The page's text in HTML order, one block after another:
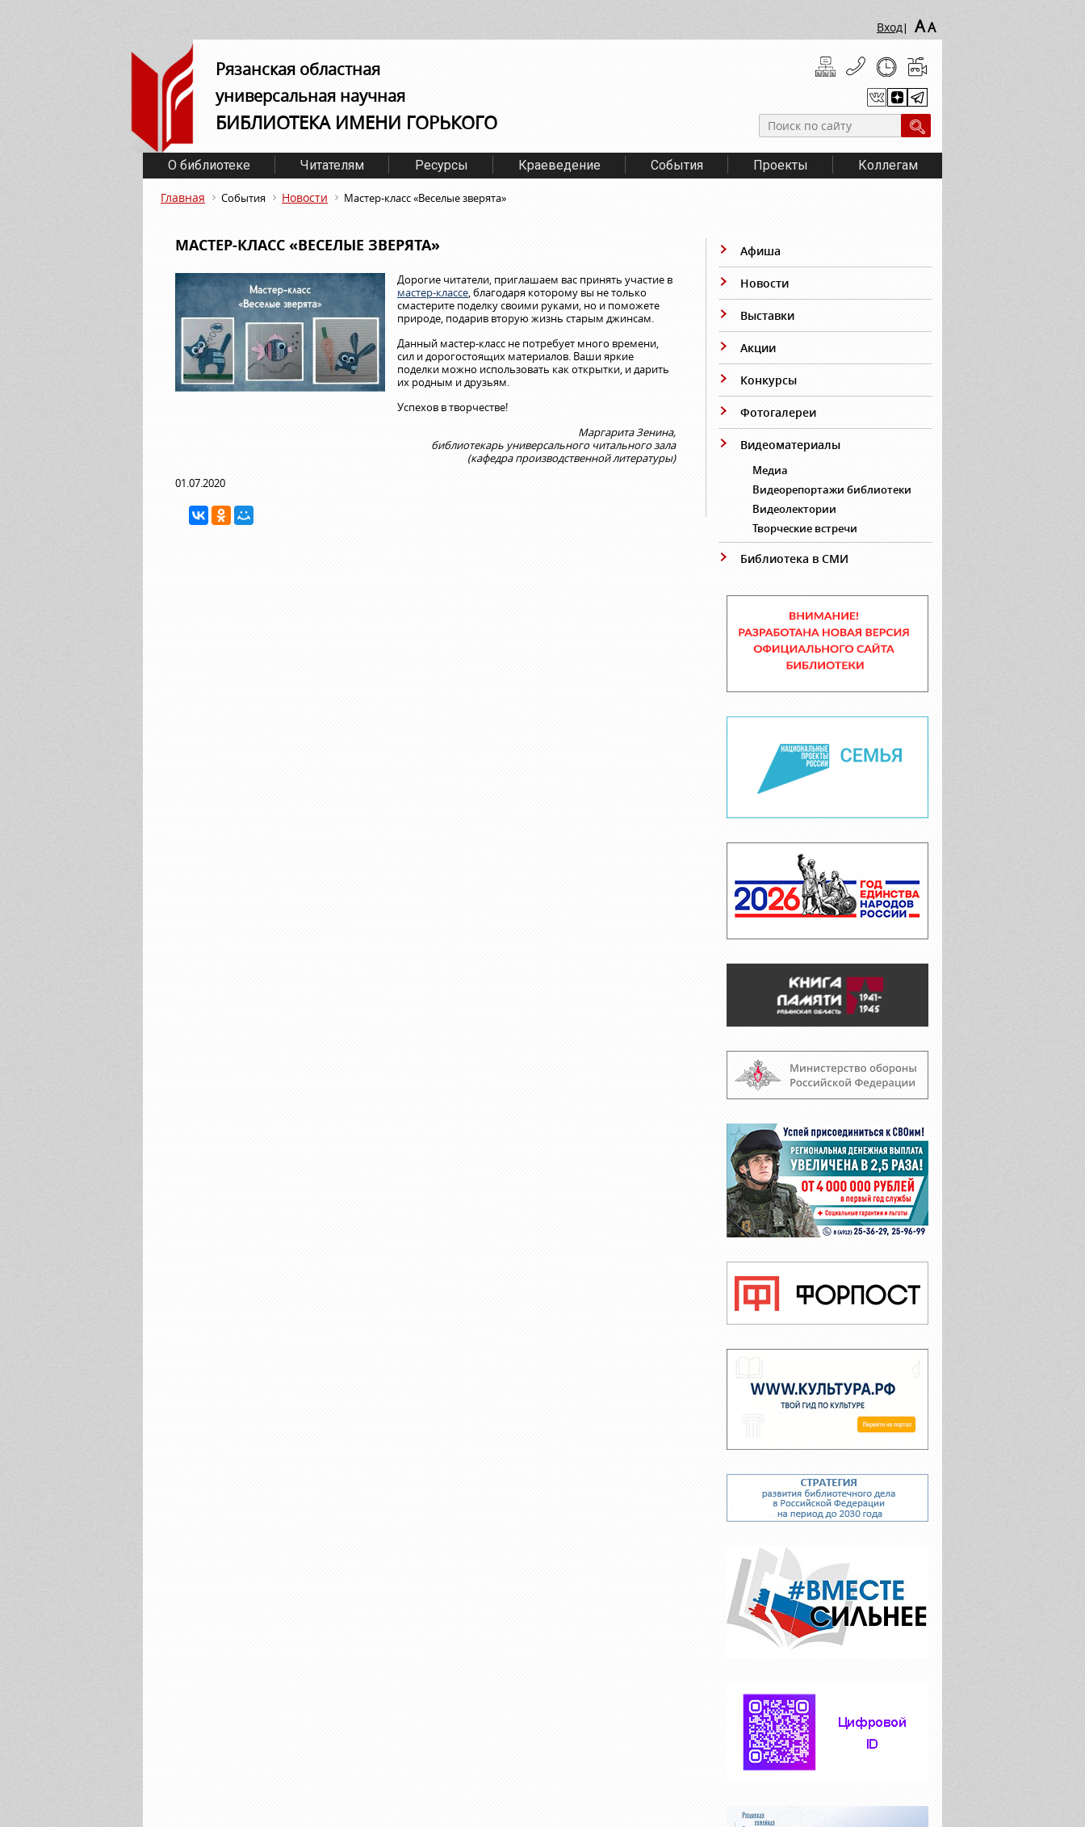
Вход| AA
Рязанская областная
универсальная научная
БИБЛИОТЕКА ИМЕНИ ГОРЬКОГО
О библиотеке Читателям Ресурсы Краеведение События Проекты Коллегам
Главная События Новости Мастер-класс «Веселые зверята»
МАСТЕР-КЛАСС «ВЕСЕЛЫЕ ЗВЕРЯТА»
Дорогие читатели, приглашаем вас принять участие в
мастер-классе, благодаря которому вы не только
смастерите поделку своими руками, но и поможете
природе, подарив вторую жизнь старым джинсам.
Данный мастер-класс не потребует много времени,
сил и дорогостоящих материалов. Ваши яркие
поделки можно использовать как открытки, и дарить
их родным и друзьям.
Успехов в творчестве!
Маргарита Зенина,
библиотекарь универсального читального зала
(кафедра производственной литературы)
01.07.2020
Афиша
Новости
Выставки
Акции
Конкурсы
Фотогалереи
Видеоматериалы
Медиа
Видеорепортажи библиотеки
Видеолектории
Творческие встречи
Библиотека в СМИ